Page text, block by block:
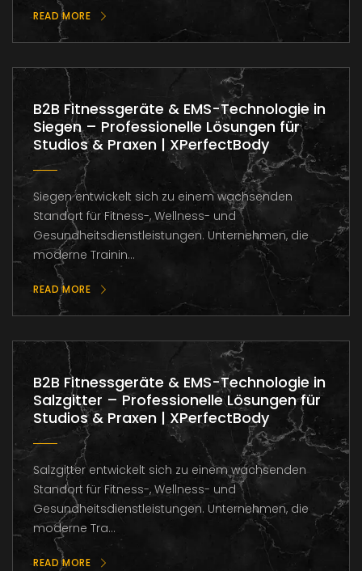
READ MORE
B2B Fitnessgeräte & EMS-Technologie in
Siegen – Professionelle Lösungen für
Studios & Praxen | XPerfectBody
Siegen entwickelt sich zu einem wachsenden
Standort für Fitness-, Wellness- und
Gesundheitsdienstleistungen. Unternehmen, die
moderne Trainin...
READ MORE
B2B Fitnessgeräte & EMS-Technologie in
Salzgitter – Professionelle Lösungen für
Studios & Praxen | XPerfectBody
Salzgitter entwickelt sich zu einem wachsenden
Standort für Fitness-, Wellness- und
Gesundheitsdienstleistungen. Unternehmen, die
moderne Tra...
READ MORE